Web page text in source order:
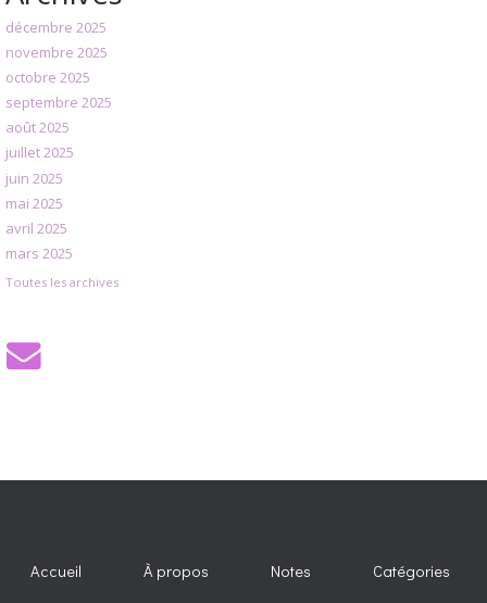
décembre 2025
novembre 2025
octobre 2025
septembre 2025
août 2025
juillet 2025
juin 2025
mai 2025
avril 2025
mars 2025
Toutes les archives
Accueil À propos Notes Catégories